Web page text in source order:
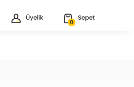
Üyelik
0
Sepet